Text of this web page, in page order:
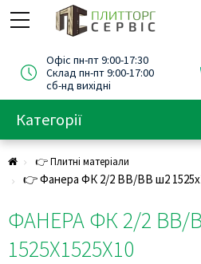
Офіс пн-пт 9:00-17:30
Склад пн-пт 9:00-17:00
сб-нд вихідні
Категорії
👉 Плитні матеріали
👉 Фанера ФК 2/2 ВВ/ВВ ш2
ФАНЕРА ФК 2/2 ВВ/
1525Х1525Х10